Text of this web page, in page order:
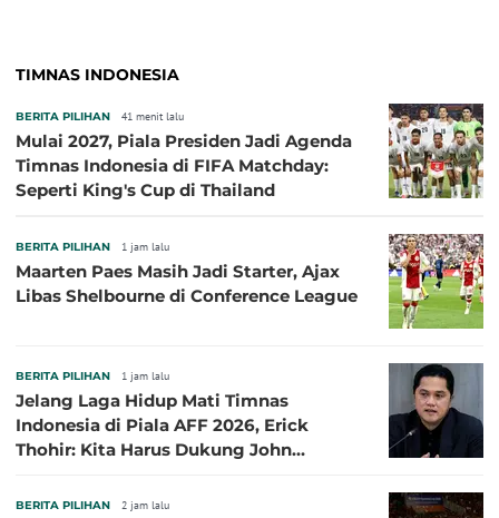
TIMNAS INDONESIA
BERITA PILIHAN 41 menit lalu
Mulai 2027, Piala Presiden Jadi Agenda
Timnas Indonesia di FIFA Matchday:
Seperti King's Cup di Thailand
BERITA PILIHAN 1 jam lalu
Maarten Paes Masih Jadi Starter, Ajax
Libas Shelbourne di Conference League
BERITA PILIHAN 1 jam lalu
Jelang Laga Hidup Mati Timnas
Indonesia di Piala AFF 2026, Erick
Thohir: Kita Harus Dukung John
BERITA PILIHAN 2 jam lalu